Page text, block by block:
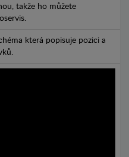
takže ho můžete
která popisuje pozici a